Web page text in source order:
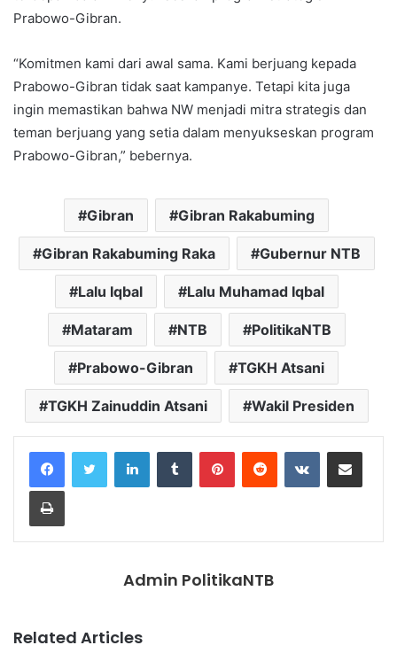
Prabowo-Gibran.
“Komitmen kami dari awal sama. Kami berjuang kepada
Prabowo-Gibran tidak saat kampanye. Tetapi kita juga
ingin memastikan bahwa NW menjadi mitra strategis dan
teman berjuang yang setia dalam menyukseskan program
Prabowo-Gibran,” bebernya.
Gibran Gibran Rakabuming
Gibran Rakabuming Raka Gubernur NTB
Lalu Iqbal Lalu Muhamad Iqbal
Mataram NTB PolitikaNTB
Prabowo-Gibran TGKH Atsani
TGKH Zainuddin Atsani Wakil Presiden
LinkedInTumblr PinterestReddit VKontakteShare via Email
Print
Admin PolitikaNTB
Related Articles